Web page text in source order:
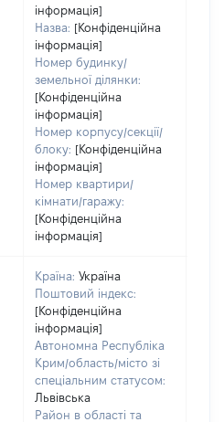
інформація]
Назва: [Конфіденційна
інформація]
Номер будинку/
земельної ділянки:
[Конфіденційна
інформація]
Номер корпусу/секції/
блоку: [Конфіденційна
інформація]
Номер квартири/
кімнати/гаражу:
[Конфіденційна
інформація]
Країна: Україна
Поштовий індекс:
[Конфіденційна
інформація]
Автономна Республіка
Крим/область/місто зі
спеціальним статусом:
Львівська
Район в області та